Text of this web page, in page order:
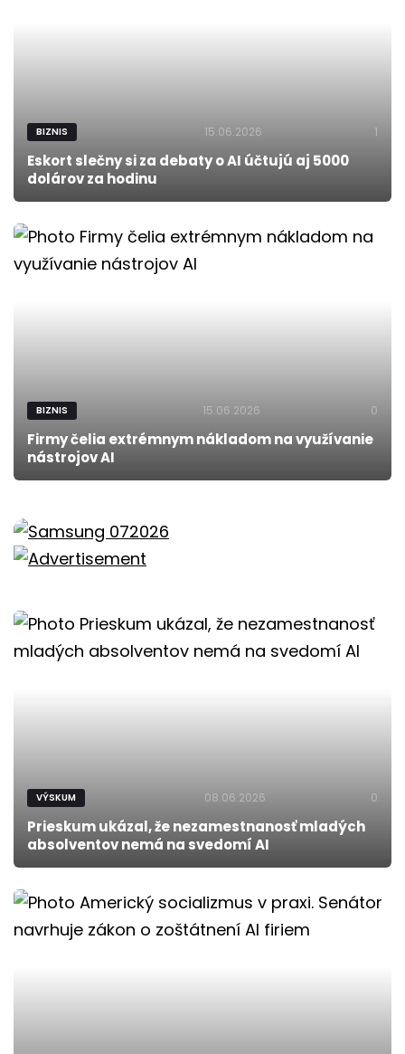
BIZNIS 15.06.2026 1
Eskort slečny si za debaty o AI účtujú aj 5000
dolárov za hodinu
BIZNIS 15.06.2026 0
Firmy čelia extrémnym nákladom na využívanie
nástrojov AI
VÝSKUM 08.06.2026 0
Prieskum ukázal, že nezamestnanosť mladých
absolventov nemá na svedomí AI